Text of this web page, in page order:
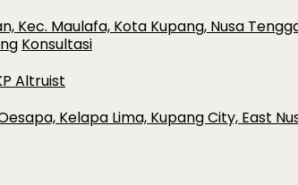
Kec. Maulafa, Kota Kupang, Nusa
Konsultasi
Altruist
Kelapa Lima, Kupang City, East